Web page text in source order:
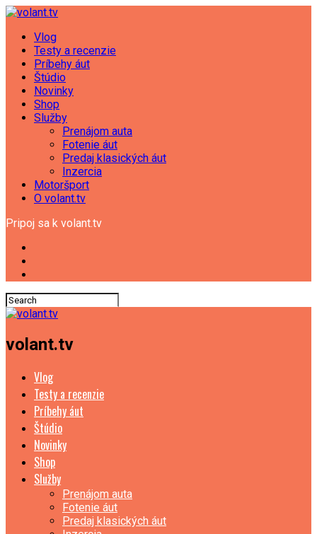
Vlog
Testy a recenzie
Príbehy áut
Štúdio
Novinky
Shop
Služby
Prenájom auta
Fotenie áut
Predaj klasických áut
Inzercia
Motoršport
O volant.tv
Pripoj sa k volant.tv
volant.tv
Vlog
Testy a recenzie
Príbehy áut
Štúdio
Novinky
Shop
Služby
Prenájom auta
Fotenie áut
Predaj klasických áut